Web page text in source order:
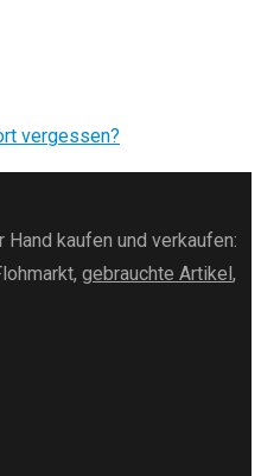
vergessen?
Hand kaufen und verkaufen:
gebrauchte Artikel ,